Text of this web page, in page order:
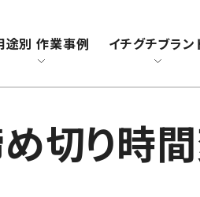
途別 作業事例 イチグチブラン
切り時